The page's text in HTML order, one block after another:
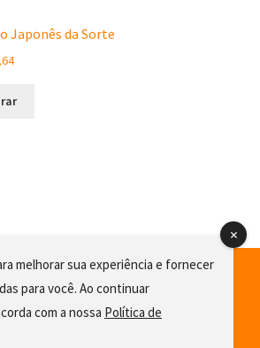
Japonês da Sorte
melhorar sua experiência e fornecer
para você. Ao continuar
com a nossa Política de